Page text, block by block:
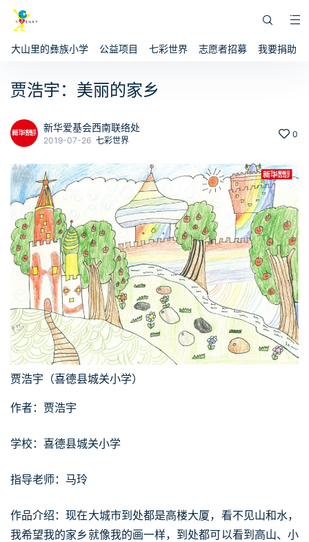
大山里的彝族小学 公益项目 七彩世界 志愿者招募 我要捐助
贾浩宇：美丽的家乡
新华爱基会西南联络处
2019-07-26 七彩世界
0
贾浩宇（喜德县城关小学）
作者：贾浩宇
学校：喜德县城关小学
指导老师：马玲
作品介绍：现在大城市到处都是高楼大厦，看不见山和水，
我希望我的家乡就像我的画一样，到处都可以看到高山、小